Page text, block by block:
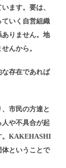
ます。要は、
いく自営組織
りません。地
んから。
存在であれば
市民の方達と
や不具合が起
。KAKEHASHI
体ということで